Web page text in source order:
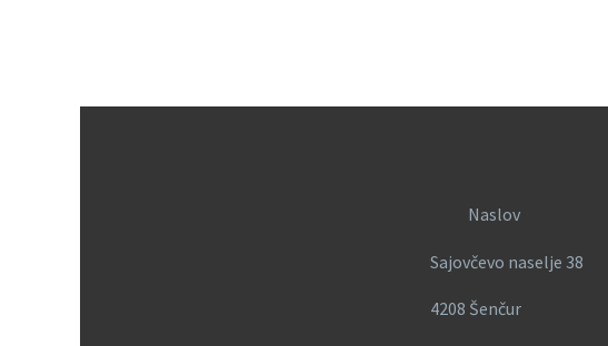
Naslov
Sajovčevo naselje 38
4208 Šenčur